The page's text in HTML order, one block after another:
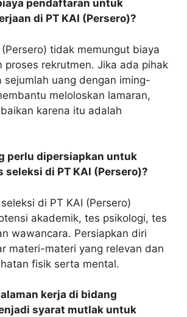
pendaftaran untuk
di PT KAI (Persero)?
tidak memungut biaya
proses rekrutmen. Jika ada pihak
sejumlah uang dengan iming-
meloloskan lamaran,
karena itu adalah
perlu dipersiapkan untuk
seleksi di PT KAI (Persero)?
di PT KAI (Persero)
akademik, tes psikologi, tes
wawancara. Persiapkan diri
materi-materi yang relevan dan
fisik serta mental.
kerja di bidang
syarat mutlak untuk